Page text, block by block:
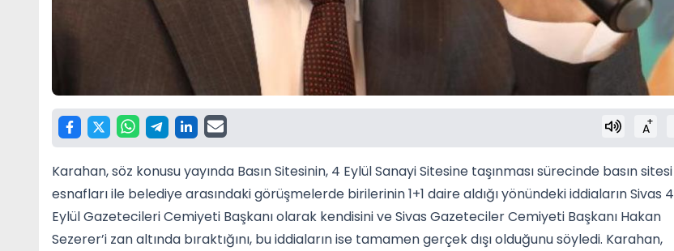
A+
Karahan, söz konusu yayında Basın Sitesinin, 4 Eylül Sanayi Sitesine taşınması sürecinde basın sitesi
esnafları ile belediye arasındaki görüşmelerde birilerinin 1+1 daire aldığı yönündeki iddiaların Sivas 4
Eylül Gazetecileri Cemiyeti Başkanı olarak kendisini ve Sivas Gazeteciler Cemiyeti Başkanı Hakan
Sezerer’i zan altında bıraktığını, bu iddiaların ise tamamen gerçek dışı olduğunu söyledi. Karahan,